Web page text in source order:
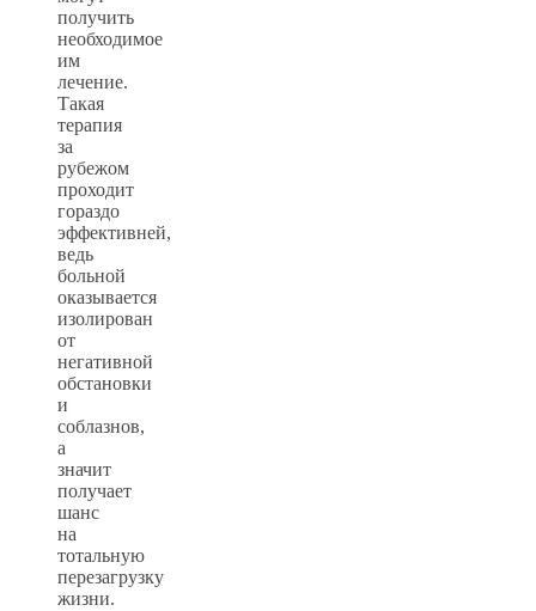
получить
необходимое
им
лечение.
Такая
терапия
за
рубежом
проходит
гораздо
эффективней,
ведь
больной
оказывается
изолирован
от
негативной
обстановки
и
соблазнов,
а
значит
получает
шанс
на
тотальную
перезагрузку
жизни.